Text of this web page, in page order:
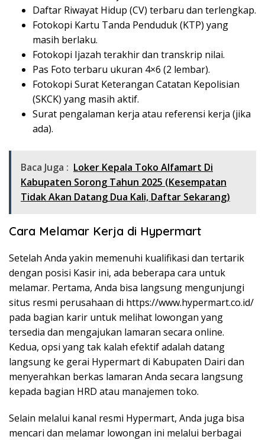
Daftar Riwayat Hidup (CV) terbaru dan terlengkap.
Fotokopi Kartu Tanda Penduduk (KTP) yang
masih berlaku.
Fotokopi Ijazah terakhir dan transkrip nilai.
Pas Foto terbaru ukuran 4×6 (2 lembar).
Fotokopi Surat Keterangan Catatan Kepolisian
(SKCK) yang masih aktif.
Surat pengalaman kerja atau referensi kerja (jika
ada).
Baca Juga : Loker Kepala Toko Alfamart Di
Kabupaten Sorong Tahun 2025 (Kesempatan
Tidak Akan Datang Dua Kali, Daftar Sekarang)
Cara Melamar Kerja di Hypermart
Setelah Anda yakin memenuhi kualifikasi dan tertarik
dengan posisi Kasir ini, ada beberapa cara untuk
melamar. Pertama, Anda bisa langsung mengunjungi
situs resmi perusahaan di https://www.hypermart.co.id/
pada bagian karir untuk melihat lowongan yang
tersedia dan mengajukan lamaran secara online.
Kedua, opsi yang tak kalah efektif adalah datang
langsung ke gerai Hypermart di Kabupaten Dairi dan
menyerahkan berkas lamaran Anda secara langsung
kepada bagian HRD atau manajemen toko.
Selain melalui kanal resmi Hypermart, Anda juga bisa
mencari dan melamar lowongan ini melalui berbagai